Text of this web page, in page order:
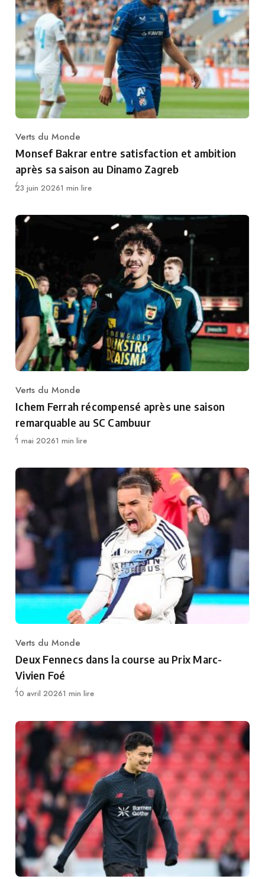
Category
Verts du Monde
Monsef Bakrar entre satisfaction et ambition
après sa saison au Dinamo Zagreb
Publié
23 juin 20261 min lire
Category
Verts du Monde
Ichem Ferrah récompensé après une saison
remarquable au SC Cambuur
Publié
1 mai 20261 min lire
Category
Verts du Monde
Deux Fennecs dans la course au Prix Marc-
Vivien Foé
Publié
10 avril 20261 min lire